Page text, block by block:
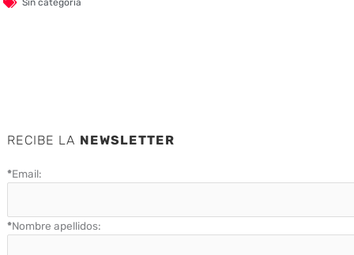
RECIBE LA NEWSLETTER
*Email:
*Nombre apellidos: